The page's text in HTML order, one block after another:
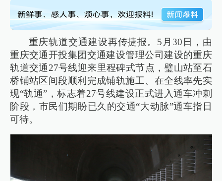
重庆轨道交通建设再传捷报。5月30日，由
重庆交通开投集团交通建设管理公司建设的重庆
轨道交通27号线迎来里程碑式节点，璧山站至石
桥铺站区间段顺利完成铺轨施工、在全线率先实
现“轨通”，标志着27号线建设正式进入通车冲刺
阶段，市民们期盼已久的交通“大动脉”通车指日
可待。